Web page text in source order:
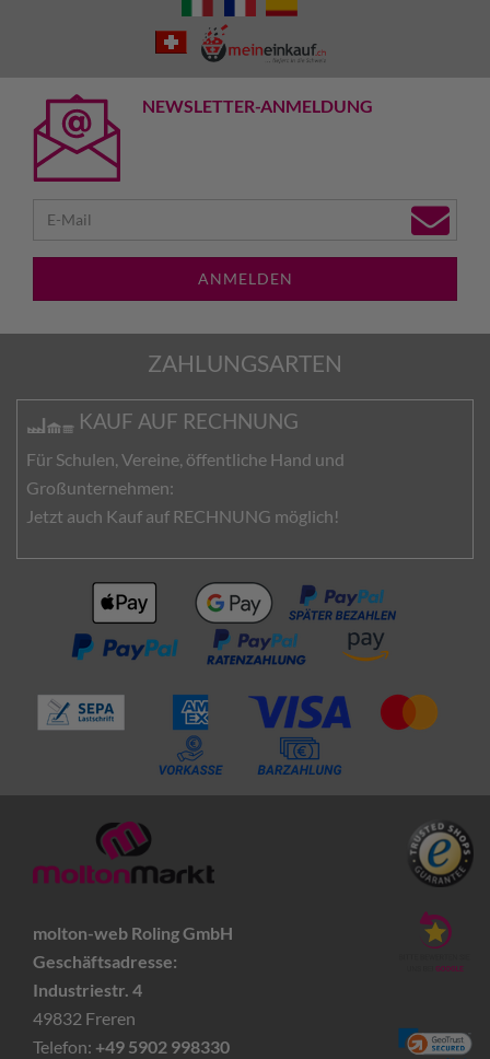
NEWSLETTER-ANMELDUNG
ANMELDEN
ZAHLUNGSARTEN
KAUF AUF RECHNUNG
Für Schulen, Vereine, öffentliche Hand und
Großunternehmen:
Jetzt auch Kauf auf RECHNUNG möglich!
molton-web Roling GmbH
Geschäftsadresse:
Industriestr. 4
49832 Freren
Telefon: +49 5902 998330